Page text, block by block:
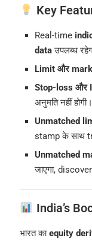
Key
Real-time
dataउपलब्ध
Limit और
Stop-loss और
अनुमति नहीं होगी।
Unmatched
stamp के साथ
Unmatched
जाएगा,
India’s
भारत काequity